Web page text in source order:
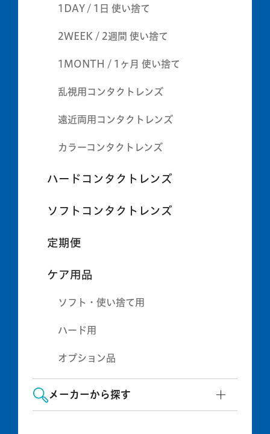
1DAY / 1日 使い捨て
2WEEK / 2週間 使い捨て
1MONTH / 1ヶ月 使い捨て
乱視用コンタクトレンズ
遠近両用コンタクトレンズ
カラーコンタクトレンズ
ハードコンタクトレンズ
ソフトコンタクトレンズ
定期便
ケア用品
ソフト・使い捨て用
ハード用
オプション品
メーカーから探す